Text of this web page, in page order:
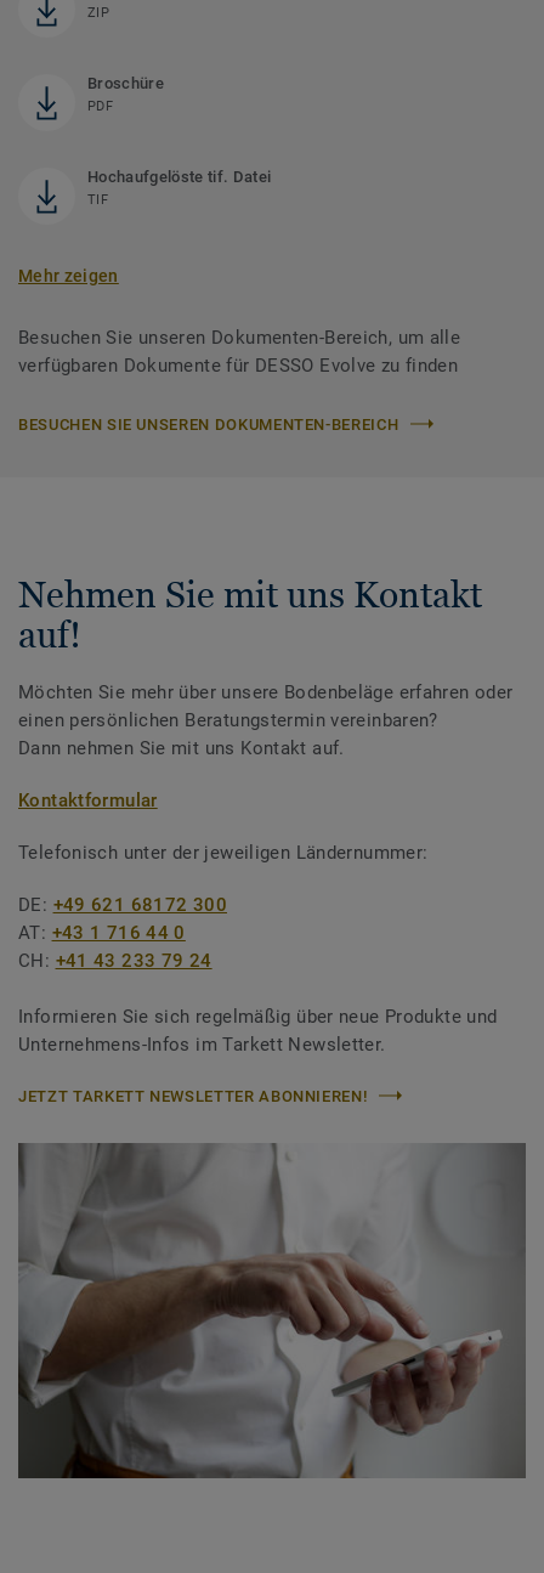
ZIP
Broschüre
PDF
Hochaufgelöste tif. Datei
TIF
Mehr zeigen
Besuchen Sie unseren Dokumenten-Bereich, um alle
verfügbaren Dokumente für DESSO Evolve zu finden
BESUCHEN SIE UNSEREN DOKUMENTEN-BEREICH
Nehmen Sie mit uns Kontakt
auf!
Möchten Sie mehr über unsere Bodenbeläge erfahren oder
einen persönlichen Beratungstermin vereinbaren?
Dann nehmen Sie mit uns Kontakt auf.
Kontaktformular
Telefonisch unter der jeweiligen Ländernummer:
DE: +49 621 68172 300
AT: +43 1 716 44 0
CH: +41 43 233 79 24
Informieren Sie sich regelmäßig über neue Produkte und
Unternehmens-Infos im Tarkett Newsletter.
JETZT TARKETT NEWSLETTER ABONNIEREN!